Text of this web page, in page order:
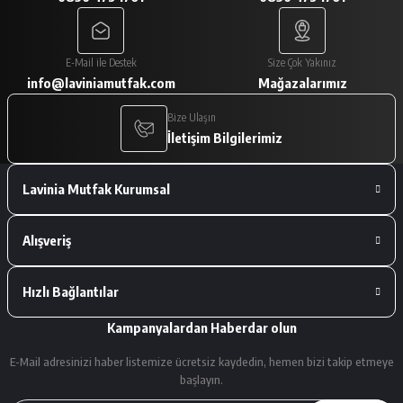
Paketleme çok iyiydi. Ürünler tam
istediğimiz gibiydi.
A... V... | 29/01/2026
Deneyimini Paylaş
E-Mail ile Destek
info@laviniamutfak.com
Size Çok Yakınız
Mağazalarımız
Bize Ulaşın
İletişim Bilgilerimiz
Lavinia Mutfak Kurumsal
Alışveriş
Hızlı Bağlantılar
Kampanyalardan Haberdar olun
E-Mail adresinizi haber listemize ücretsiz kaydedin, hemen bizi takip etmeye
başlayın.